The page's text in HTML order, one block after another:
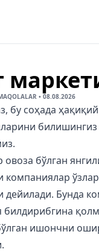
• 08.08.2026
бу соҳада
билишингиз
бўлган
Бунда
ишончни